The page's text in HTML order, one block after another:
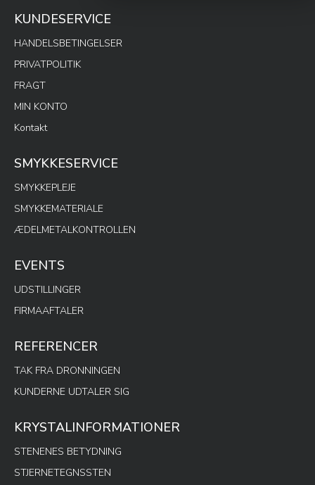
KUNDESERVICE
HANDELSBETINGELSER
PRIVATPOLITIK
FRAGT
MIN KONTO
Kontakt
SMYKKESERVICE
SMYKKEPLEJE
SMYKKEMATERIALE
ÆDELMETALKONTROLLEN
EVENTS
UDSTILLINGER
FIRMAAFTALER
REFERENCER
TAK FRA DRONNINGEN
KUNDERNE UDTALER SIG
KRYSTALINFORMATIONER
STENENES BETYDNING
STJERNETEGNSSTEN